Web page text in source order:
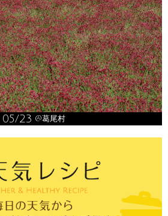
05/23 @葛尾村